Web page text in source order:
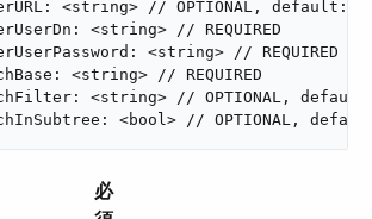
<string> // OPTIONAL, default:
<string> // REQUIRED
<string> // REQUIRED
<string> // REQUIRED
<string> // OPTIONAL,
<bool> // OPTIONAL,
必